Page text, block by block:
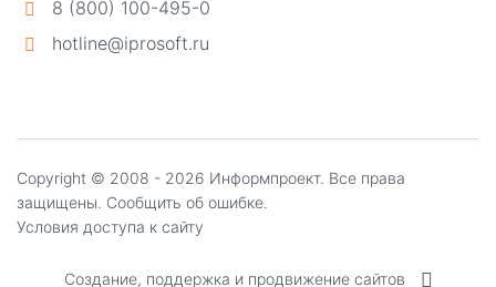
8 (800) 100-495-0
hotline@iprosoft.ru
Copyright © 2008 - 2026 Информпроект. Все права
защищены. Сообщить об ошибке.
Условия доступа к сайту
Создание, поддержка и продвижение сайтов